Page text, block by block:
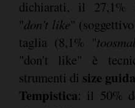
dichiarati, il 27,1%
"don't like"
taglia (8,1% "
"don't like" è
strumenti di size
Tempistica: il 50%